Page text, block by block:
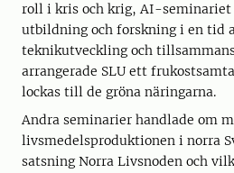
roll i kris och krig, AI-seminariet
utbildning och forskning i en tid
teknikutveckling och tillsammans
arrangerade SLU ett
lockas till de gröna näringarna.
Andra seminarier handlade om
livsmedelsproduktionen i norra
satsning Norra Livsnoden och